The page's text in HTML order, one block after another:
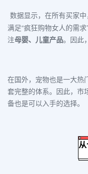
数据显示，在所有买家中
满足“疯狂购物女人的需求
注母婴、儿童产品。因此
在国外，宠物也是一大热
套完整的体系。因此，市
备也是可以入手的选择。